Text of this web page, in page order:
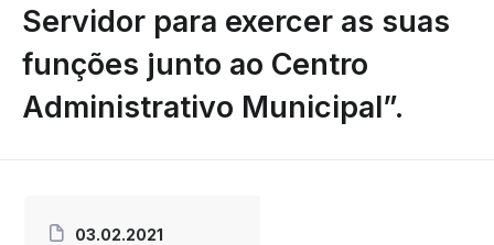
Servidor para exercer as suas
funções junto ao Centro
Administrativo Municipal”.
03.02.2021